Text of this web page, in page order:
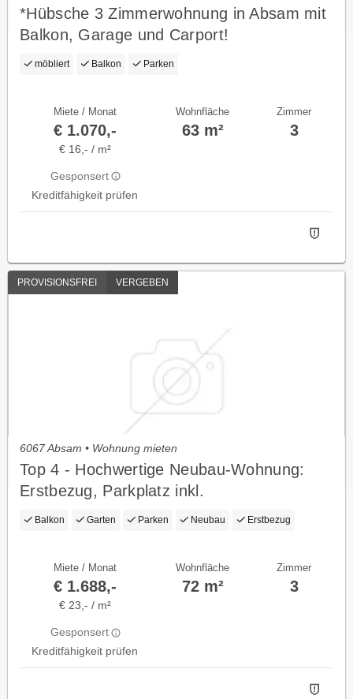
*Hübsche 3 Zimmerwohnung in Absam mit
Balkon, Garage und Carport!
möbliert Balkon Parken
Miete / Monat
€ 1.070,-
€ 16,- / m²
Gesponsert
Kreditfähigkeit prüfen
Wohnfläche
63 m²
Zimmer
3
PROVISIONSFREI VERGEBEN
6067 Absam • Wohnung mieten
Top 4 - Hochwertige Neubau-Wohnung:
Erstbezug, Parkplatz inkl.
Balkon Garten Parken Neubau Erstbezug
Miete / Monat
€ 1.688,-
€ 23,- / m²
Gesponsert
Kreditfähigkeit prüfen
Wohnfläche
72 m²
Zimmer
3